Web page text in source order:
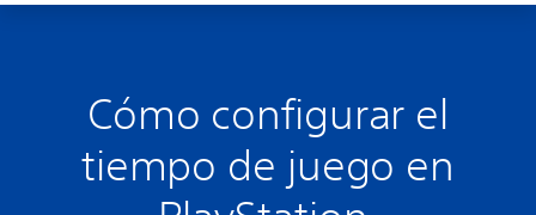
Cómo configurar el
tiempo de juego en